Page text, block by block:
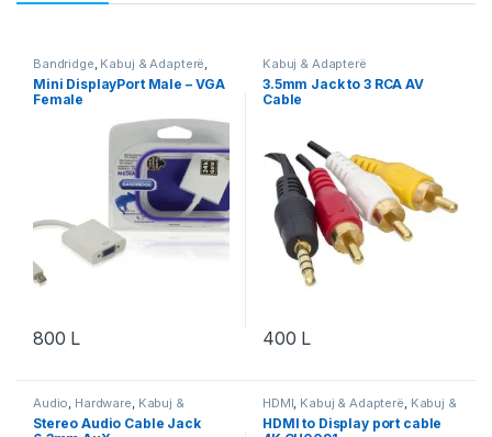
Bandridge, Kabuj & Adapterë,
Kabuj & Adapterë DisplayPort,
VGA & DVI
Mini DisplayPort Male – VGA
Female
800 L
Kabuj & Adapterë
3.5mm Jack to 3 RCA AV
Cable
400 L
Audio, Hardware, Kabuj &
Adapterë, Nedis, Video & Audio
Video & Audio
Stereo Audio Cable Jack
HDMI, Kabuj & Adapterë, Kabuj &
Adapterë DisplayPort Logilink
HDMI to Display port cable